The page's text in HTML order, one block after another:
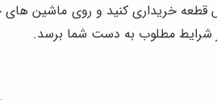
قطعه خریداری کنید و روی ماشین
شرایط مطلوب به دست شما برسد.